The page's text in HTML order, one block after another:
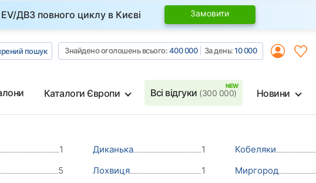
ДВЗ повного циклу в Києві Замовити
пошук Знайдено оголошень всього:400 000 За день:10 000
Каталоги Європи Всі відгуки (300 000) Новини
1 Диканька 1 Кобеляки
5 Лохвиця 1 Миргород